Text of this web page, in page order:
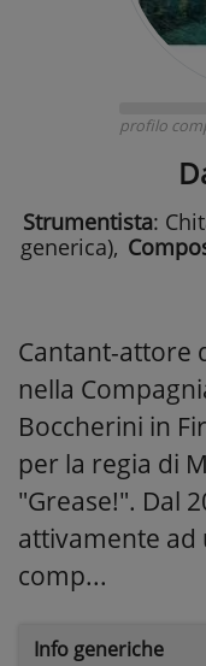
profilo
Strumentista:
generica),
Cantant-attore
nella
Boccherini in
per la regia di
"Grease!". Dal
attivamente ad
comp...
Info generiche